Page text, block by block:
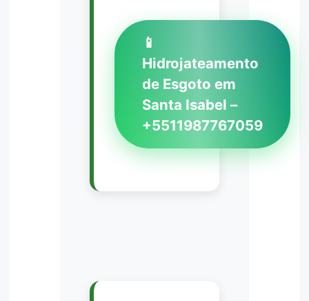
📱
Hidrojateamento
de Esgoto em
Santa Isabel –
+5511987767059